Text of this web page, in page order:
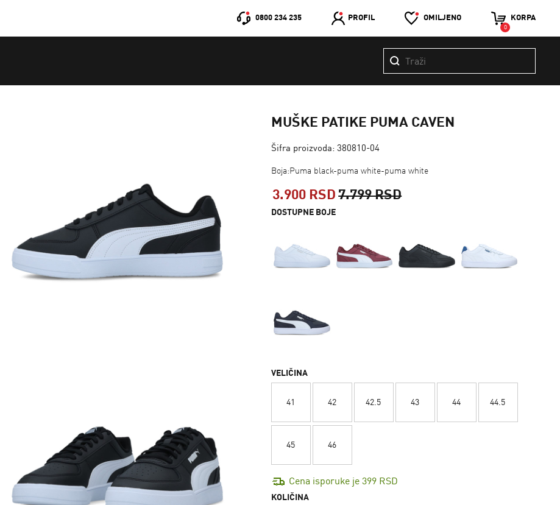
0800 234 235 PROFIL OMILJENO KORPA
0
MUŠKE PATIKE PUMA CAVEN
Šifra proizvoda: 380810-04
Boja:Puma black-puma white-puma white
3.900 RSD 7.799 RSD
DOSTUPNE BOJE
VELIČINA
41 42 42.5 43 44 44.5
45 46
Cena isporuke je 399 RSD
KOLIČINA